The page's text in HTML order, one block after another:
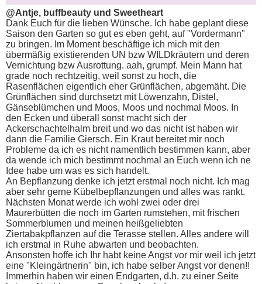
@Antje, buffbeauty und Sweetheart
Dank Euch für die lieben Wünsche. Ich habe geplant diese
Saison den Garten so gut es eben geht, auf "Vordermann"
zu bringen. Im Moment beschäftige ich mich mit den
übermäßig existierenden UN bzw WILDkräutern und deren
Vernichtung bzw Ausrottung. aah, grumpf. Mein Mann hat
grade noch rechtzeitig, weil sonst zu hoch, die
Rasenflächen eigentlich eher Grünflächen, abgemäht. Die
Grünflächen sind durchsetzt mit Löwenzahn, Distel,
Gänseblümchen und Moos, Moos und nochmal Moos. In
den Ecken und überall sonst macht sich der
Ackerschachtelhalm breit und wo das nicht ist haben wir
dann die Familie Giersch. Ein Kraut bereitet mir noch
Probleme da ich es nicht namentlich bestimmen kann, aber
da wende ich mich bestimmt nochmal an Euch wenn ich ne
Idee habe um was es sich handelt.
An Bepflanzung denke ich jetzt erstmal noch nicht. Ich mag
aber sehr gerne Kübelbepflanzungen und alles was rankt.
Nächsten Monat werde ich wohl zwei oder drei
Maurerbütten die noch im Garten rumstehen, mit frischen
Sommerblumen und meinen heißgeliebten
Ziertabakpflanzen auf die Terasse stellen. Alles andere will
ich erstmal in Ruhe abwarten und beobachten.
Ansonsten hoffe ich Ihr habt keine Angst vor mir weil ich jetzt
eine "Kleingärtnerin" bin, ich habe selber Angst vor denen!!
Immerhin haben wir einen Endgarten, d.h. zu einer Seite